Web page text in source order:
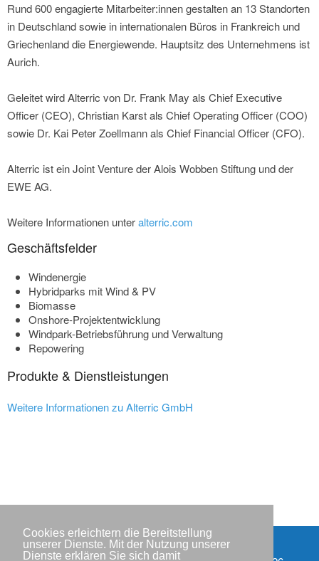
Cookies erleichtern die Bereitstellung
unserer Dienste. Mit der Nutzung unserer
Dienste erklären Sie sich damit
Rund 600 engagierte Mitarbeiter:innen gestalten an 13 Standorten
in Deutschland sowie in internationalen Büros in Frankreich und
Griechenland die Energiewende. Hauptsitz des Unternehmens ist
Aurich.
Geleitet wird Alterric von Dr. Frank May als Chief Executive
Officer (CEO), Christian Karst als Chief Operating Officer (COO)
sowie Dr. Kai Peter Zoellmann als Chief Financial Officer (CFO).
Alterric ist ein Joint Venture der Alois Wobben Stiftung und der
EWE AG.
Weitere Informationen unteralterric.com
Geschäftsfelder
Windenergie
Hybridparks mit Wind & PV
Biomasse
Onshore-Projektentwicklung
Windpark-Betriebsführung und Verwaltung
Repowering
Produkte & Dienstleistungen
Weitere Informationen zu Alterric GmbH